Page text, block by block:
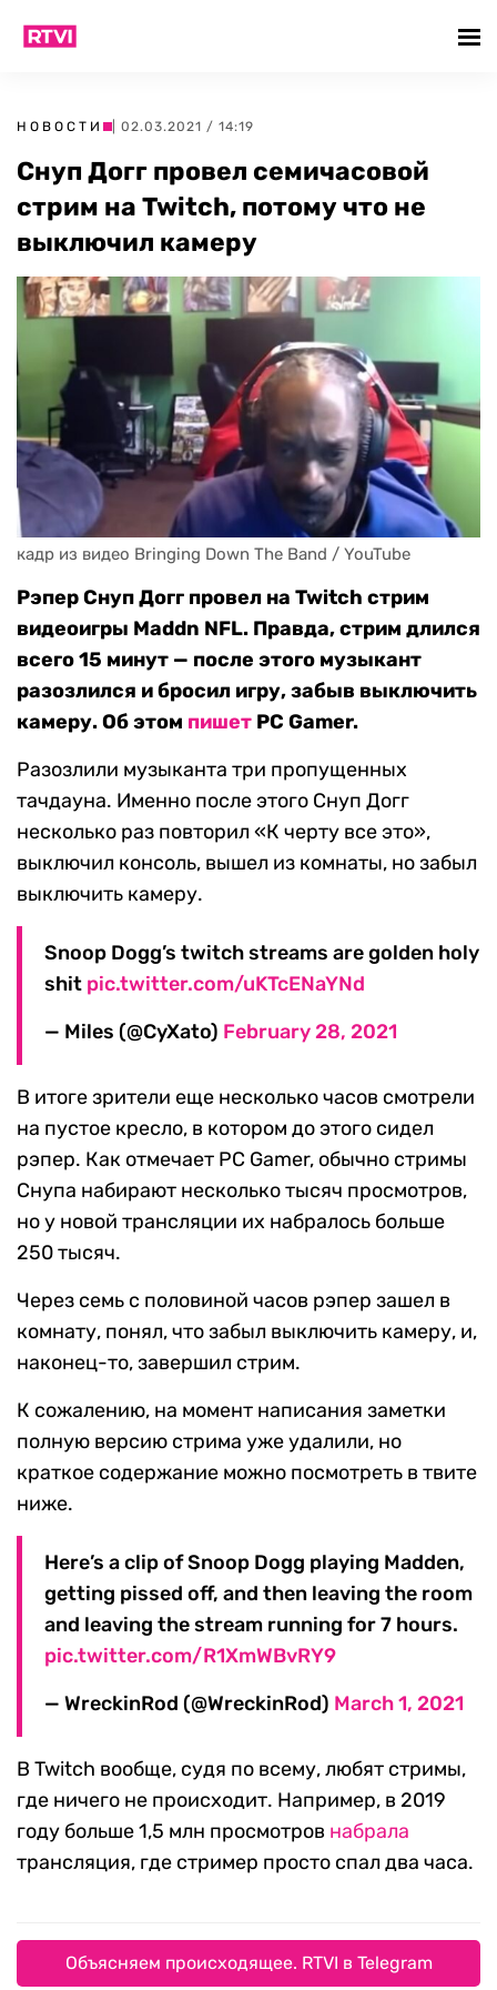
НОВОСТИ | 02.03.2021 / 14:19
Снуп Догг провел семичасовой
стрим на Twitch, потому что не
выключил камеру
кадр из видео Bringing Down The Band / YouTube
Рэпер Снуп Догг провел на Twitch стрим
видеоигры Maddn NFL. Правда, стрим длился
всего 15 минут — после этого музыкант
разозлился и бросил игру, забыв выключить
камеру. Об этом пишет PC Gamer.
Разозлили музыканта три пропущенных
тачдауна. Именно после этого Снуп Догг
несколько раз повторил «К черту все это»,
выключил консоль, вышел из комнаты, но забыл
выключить камеру.
Snoop Dogg’s twitch streams are golden holy
shit pic.twitter.com/uKTcENaYNd
— Miles (@CyXato) February 28, 2021
В итоге зрители еще несколько часов смотрели
на пустое кресло, в котором до этого сидел
рэпер. Как отмечает PC Gamer, обычно стримы
Снупа набирают несколько тысяч просмотров,
но у новой трансляции их набралось больше
250 тысяч.
Через семь с половиной часов рэпер зашел в
комнату, понял, что забыл выключить камеру, и,
наконец-то, завершил стрим.
К сожалению, на момент написания заметки
полную версию стрима уже удалили, но
краткое содержание можно посмотреть в твите
ниже.
Here’s a clip of Snoop Dogg playing Madden,
getting pissed off, and then leaving the room
and leaving the stream running for 7 hours.
pic.twitter.com/R1XmWBvRY9
— WreckinRod (@WreckinRod) March 1, 2021
В Twitch вообще, судя по всему, любят стримы,
где ничего не происходит. Например, в 2019
году больше 1,5 млн просмотров набрала
трансляция, где стример просто спал два часа.
Объясняем происходящее. RTVI в Telegram